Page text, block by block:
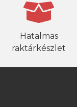
Hatalmas
raktárkészlet